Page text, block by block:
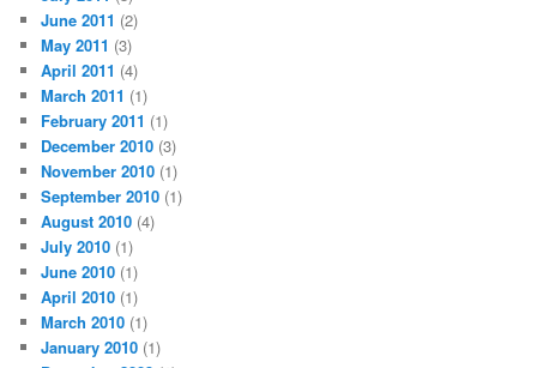
June 2011 (2)
May 2011 (3)
April 2011 (4)
March 2011 (1)
February 2011 (1)
December 2010 (3)
November 2010 (1)
September 2010 (1)
August 2010 (4)
July 2010 (1)
June 2010 (1)
April 2010 (1)
March 2010 (1)
January 2010 (1)